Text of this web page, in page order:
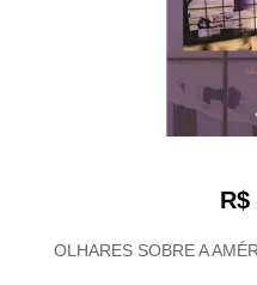
R$
OLHARES SOBRE A